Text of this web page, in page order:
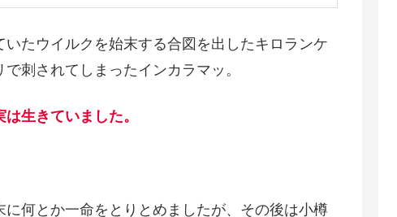
たウイルクを始末する合図を出したキロランケ
刺されてしまったインカラマッ。
は生きていました。
何とか一命をとりとめましたが、その後は小樽